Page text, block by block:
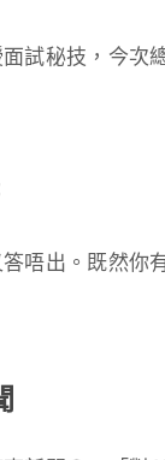
試秘技，今次
唔出。既然你